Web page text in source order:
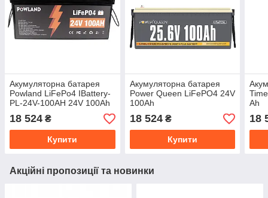
Акумуляторна батарея
Powland LiFePo4 IBattery-
PL-24V-100AH 24V 100Ah
18 524 ₴
Купити
Акумуляторна батарея
Power Queen LiFePO4 24V
100Ah
18 524₴
Купити
Ah
18
Акційні пропозиції та новинки